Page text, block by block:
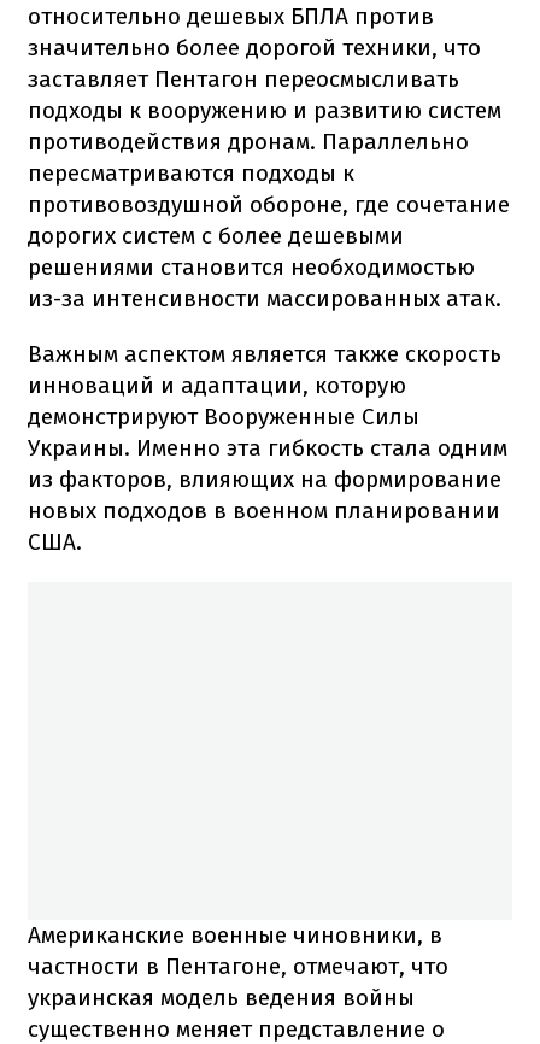
относительно дешевых БПЛА против
значительно более дорогой техники, что
заставляет Пентагон переосмысливать
подходы к вооружению и развитию систем
противодействия дронам. Параллельно
пересматриваются подходы к
противовоздушной обороне, где сочетание
дорогих систем с более дешевыми
решениями становится необходимостью
из-за интенсивности массированных атак.
Важным аспектом является также скорость
инноваций и адаптации, которую
демонстрируют Вооруженные Силы
Украины. Именно эта гибкость стала одним
из факторов, влияющих на формирование
новых подходов в военном планировании
США.
Американские военные чиновники, в
частности в Пентагоне, отмечают, что
украинская модель ведения войны
существенно меняет представление о